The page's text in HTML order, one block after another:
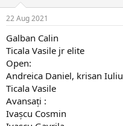
22 Aug 2021
Galban Calin
Ticala Vasile jr elite
Open:
Andreica Daniel, krisan Iuliu
Ticala Vasile
Avansați :
Ivașcu Cosmin